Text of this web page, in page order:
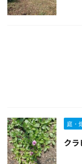
庭・
ク